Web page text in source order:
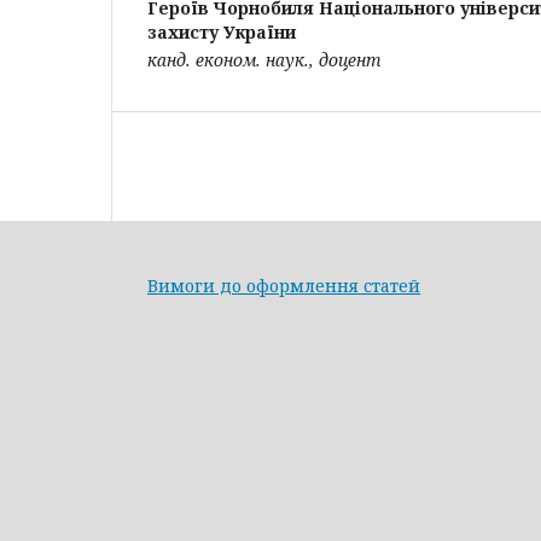
Героїв Чорнобиля Національного
захисту України
канд. економ. наук., доцент
Вимоги до оформлення статей